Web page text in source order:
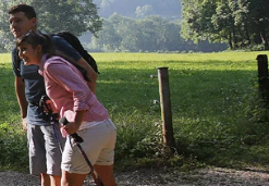
Ausflugsziele
Wein
Wandern